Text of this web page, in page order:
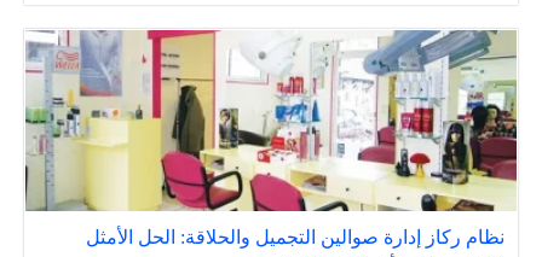
نظام ركاز إدارة صوالين التجميل والحلاقة: الحل الأمثل